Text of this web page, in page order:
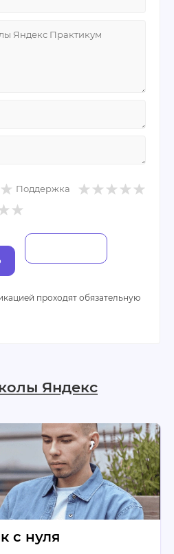
на эту платформу – я
Поддержка
проходят обязательную
Яндекс
с нуля